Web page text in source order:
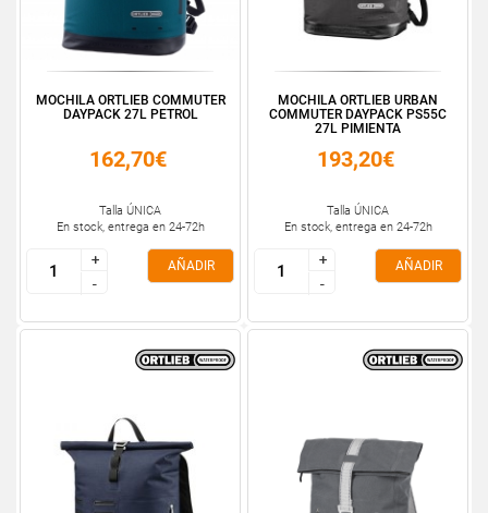
MOCHILA ORTLIEB COMMUTER
DAYPACK 27L PETROL
162,70€
Talla ÚNICA
En stock, entrega en 24-72h
+
-
+
-
AÑADIR
MOCHILA ORTLIEB URBAN
COMMUTER DAYPACK PS55C
27L PIMIENTA
193,20€
Talla ÚNICA
En stock, entrega en 24-72h
+
-
+
-
AÑADIR